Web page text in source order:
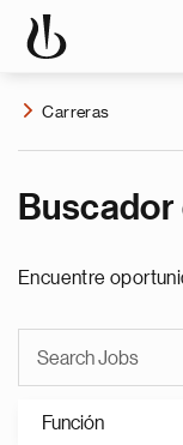
Carreras
Encuentre
Función